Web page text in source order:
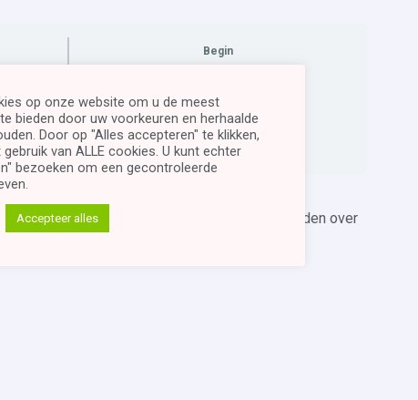
Begin
Log In to Enroll
werken. In deze opleiding ga je informatie vinden over
bestanden verwerkt.
op onze website om u de meest
bieden door uw voorkeuren en herhaalde
Door op "Alles accepteren" te klikken,
van ALLE cookies. U kunt echter
bezoeken om een ​​gecontroleerde
Accepteer alles